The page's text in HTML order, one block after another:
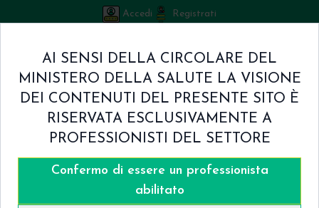
Accedi Registrati
Bicuspid
Home
Shop
Termini & Condizioni
Contatti
Carrello
Catalogo
Home Catalogo Strumentario Perimplantite - Strumenti
AI SENSI DELLA CIRCOLARE DEL
MINISTERO DELLA SALUTE LA VISIONE
DEI CONTENUTI DEL PRESENTE SITO È
RISERVATA ESCLUSIVAMENTE A
PROFESSIONISTI DEL SETTORE
Confermo di essere un professionista
abilitato